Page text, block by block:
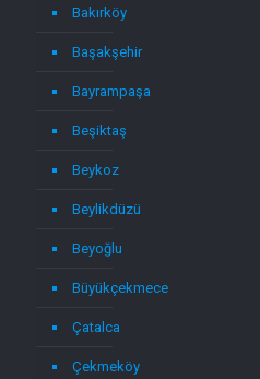
Bakırköy
Başakşehir
Bayrampaşa
Beşiktaş
Beykoz
Beylikdüzü
Beyoğlu
Büyükçekmece
Çatalca
Çekmeköy